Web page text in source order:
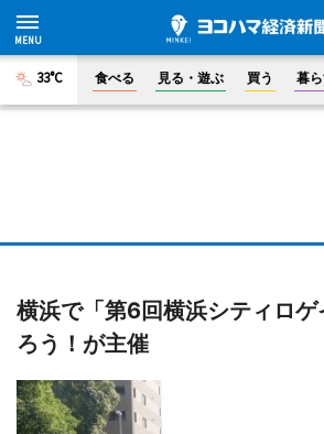
33°C 食べる 見る・遊ぶ 買う 暮
横浜で「第6回横浜シティロ
ろう！が主催